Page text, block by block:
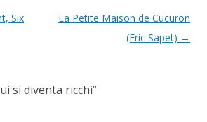
Six
La Petite Maison de Cucuron
(Eric Sapet) →
si diventa ricchi”